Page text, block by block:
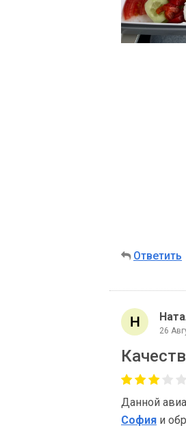
Ответить
26
Данной
София и